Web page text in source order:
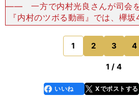
―― 一方で内村光良さんが司会を
『内村のツボる動画』では、欅
トマジョリティー』で歌とダンス
聖坂46と『ガラスを割れ！』で共
になりました。実
1 2 3 4
のページへ
1 / 4
faceboo
k
いいね Xでポストする
line